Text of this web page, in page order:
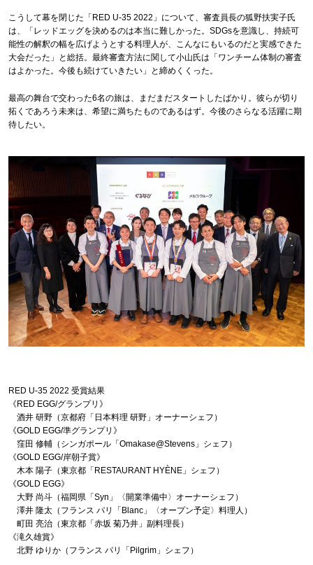
こうして幕を閉じた「RED U-35 2022」について、審査員長の狐野扶実子氏
は、「レッドエッグを決めるのは本当に難しかった。SDGsを意識し、持続可
能性の解釈の幅を広げようとする料理人が、こんなにもいるのだと実感できた
大会だった」と総括。最終審査方法に関して小山氏は「ワンチーム体制の審査
はよかった。今後も続けていきたい」と締めくくった。
最高の舞台で交わった6名の旅は、まだまだスタートしたばかり。彼らが切り
拓くであろう未来は、希望に満ちたものであるはず。今後のさらなる活躍に期
待したい。
RED U-35 2022 受賞結果
《RED EGG/グランプリ》
酒井 研野（京都府「日本料理 研野」オーナーシェフ）
《GOLD EGG/準グランプリ》
窪田 修輔（シンガポール「Omakase@Stevens」シェフ）
《GOLD EGG/岸朝子賞》
木本 陽子（東京都「RESTAURANT HYÈNE」シェフ）
《GOLD EGG》
大野 尚斗（福岡県「Syn」〈開業準備中〉オーナーシェフ）
澤井 隆太（フランス パリ「Blanc」〈オープン予定〉料理人）
町田 亮治（東京都「赤坂 菊乃井」副料理長）
《滝久雄賞》
北野 ゆりか（フランス パリ「Pilgrim」シェフ）